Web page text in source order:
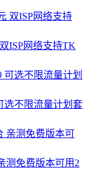
ISP网络支持TK
选不限流量计划套
测免费版本可用2